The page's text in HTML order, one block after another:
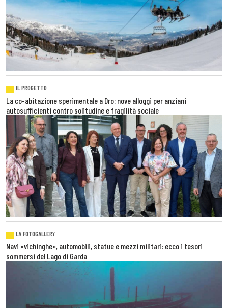
IL PROGETTO
La co-abitazione sperimentale a Dro: nove alloggi per anziani
autosufficienti contro solitudine e fragilità sociale
LA FOTOGALLERY
Navi «vichinghe», automobili, statue e mezzi militari: ecco i tesori
sommersi del Lago di Garda